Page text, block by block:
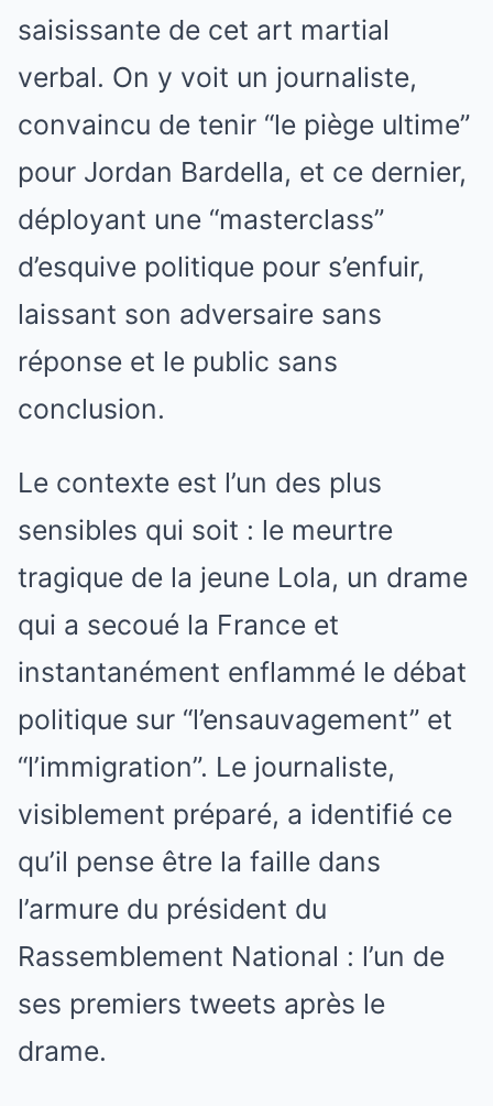
saisissante de cet art martial
verbal. On y voit un journaliste,
convaincu de tenir “le piège ultime”
pour Jordan Bardella, et ce dernier,
déployant une “masterclass”
d’esquive politique pour s’enfuir,
laissant son adversaire sans
réponse et le public sans
conclusion.
Le contexte est l’un des plus
sensibles qui soit : le meurtre
tragique de la jeune Lola, un drame
qui a secoué la France et
instantanément enflammé le débat
politique sur “l’ensauvagement” et
“l’immigration”. Le journaliste,
visiblement préparé, a identifié ce
qu’il pense être la faille dans
l’armure du président du
Rassemblement National : l’un de
ses premiers tweets après le
drame.